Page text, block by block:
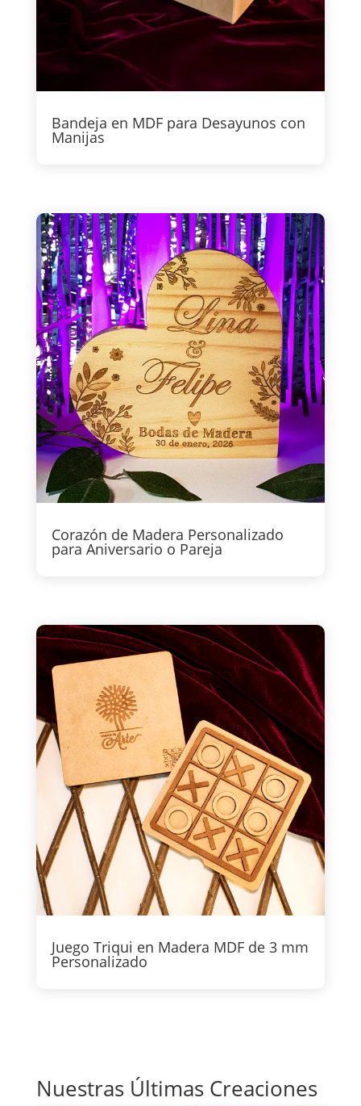
Bandeja en MDF para Desayunos con
Manijas
Corazón de Madera Personalizado
para Aniversario o Pareja
Juego Triqui en Madera MDF de 3 mm
Personalizado
Nuestras Últimas Creaciones